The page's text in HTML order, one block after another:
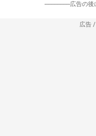
-----------------広告の
広告